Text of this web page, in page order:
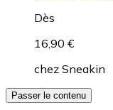
Dès
16,90 €
chez Sneakin
Passer le contenu